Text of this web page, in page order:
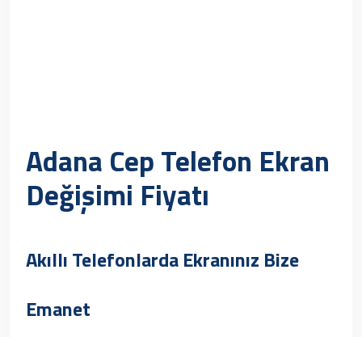
Adana Cep Telefon Ekran
Değişimi Fiyatı
Akıllı Telefonlarda Ekranınız Bize
Emanet